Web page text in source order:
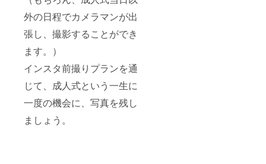
外の日程でカメラマンが出
張し、撮影することができ
ます。）
インスタ前撮りプランを通
じて、成人式という一生に
一度の機会に、写真を残し
ましょう。